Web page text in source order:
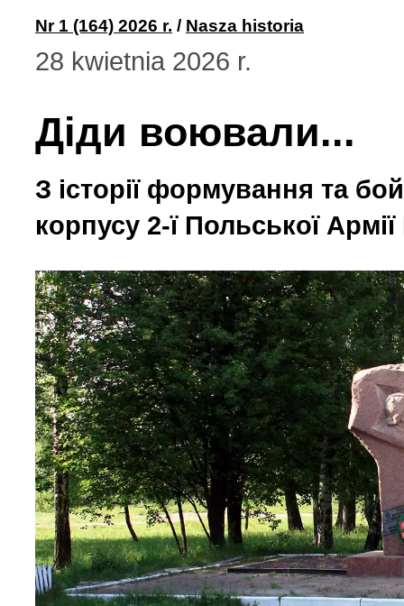
Nr 1 (164) 2026 r. / Nasza historia
28 kwietnia 2026 r.
Діди воювали...
З історії формування та
корпусу 2-ї Польської